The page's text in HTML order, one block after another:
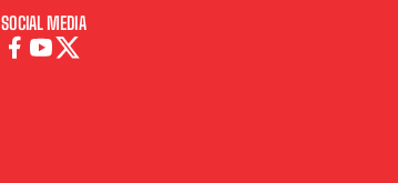
SOCIAL MEDIA